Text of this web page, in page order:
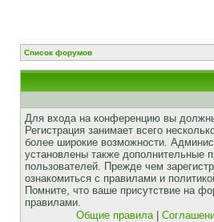
Список форумов
Для входа на конференцию вы
Регистрация занимает всего
более широкие возможности.
установлены также дополнительные
пользователей. Прежде чем
ознакомиться с правилами и
Помните, что ваше присутствие на
правилами.
Общие правила|